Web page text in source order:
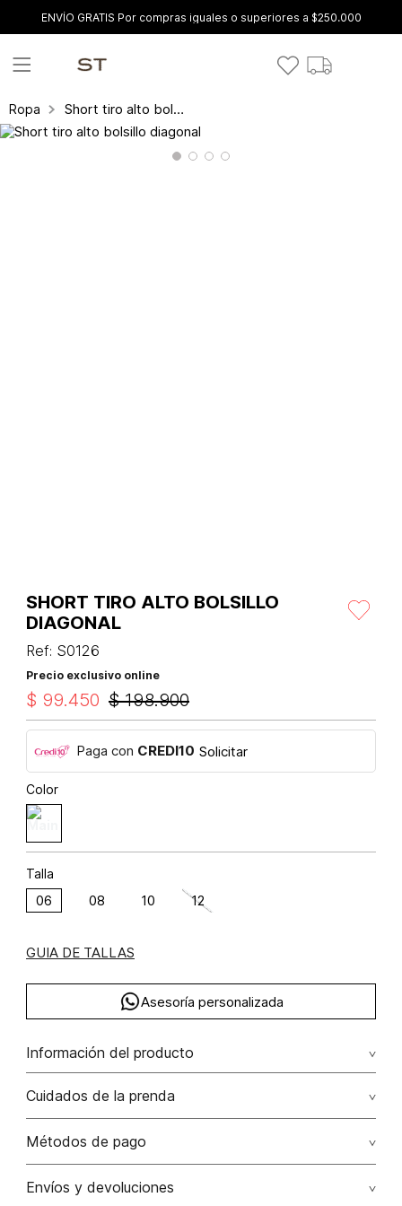
ENVÍO GRATIS Por compras iguales o superiores a $250.000
Ropa Short tiro alto bolsillo diagonal
SHORT TIRO ALTO BOLSILLO
DIAGONAL
Ref: S0126
Precio exclusivo online
$ 198.900
$ 99.450
Paga con CREDI10 Solicitar
Color
Talla
06 08 10 12
GUIA DE TALLAS
Asesoría personalizada
Información del producto
lino 100% 100.00% lino/linen
Cuidados de la prenda
Lavar a mano por separado / no dejar en remojo / no
Métodos de pago
Tarjetas de crédito: Visa, Dinners, Master Card y American
Envíos y devoluciones